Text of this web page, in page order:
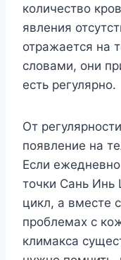
количество
явления
отражается на
словами, они
есть регулярно.
От
появление на
Если
точки Сань Инь
цикл, а вместе
проблемах с
климакса